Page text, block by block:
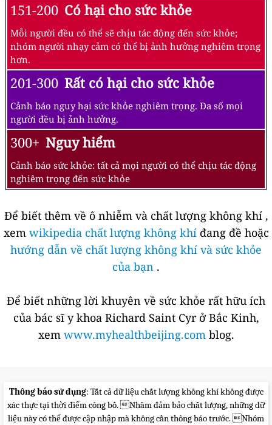
151-200 Có hại cho sức khỏe
Mỗi người đều có thể sẽ chịu tác động đến sức khỏe;
nhóm người nhạy cảm có thể bị ảnh hưởng nghiêm trọng
hơn.
201-300 Rất có hại cho sức khỏe
Cảnh báo nguy hại sức khỏe nghiêm trọng. Đa số mọi
người đều bị ảnh hưởng.
300+ Nguy hiểm
Cảnh báo sức khỏe: tất cả mọi người có thể chịu tác động
nghiêm trọng đến sức khỏe
Để biết thêm về ô nhiễm và chất lượng không khí ,
xem wikipedia chất lượng không khíđang đề hoặc
hướng dẫn về chất lượng không khí và sức khỏe
của bạn .
Để biết những lời khuyên về sức khỏe rất hữu ích
của bác sĩ y khoa Richard Saint Cyr ở Bắc Kinh,
xem www.myhealthbeijing.com blog.
Thông báo sử dụng: Tất cả dữ liệu chất lượng không khí không được
xác thực tại thời điểm công bố. Nhằm đảm bảo chất lượng, những dữ
liệu này có thể được cập nhập mà không cần thông báo trước. Nhóm